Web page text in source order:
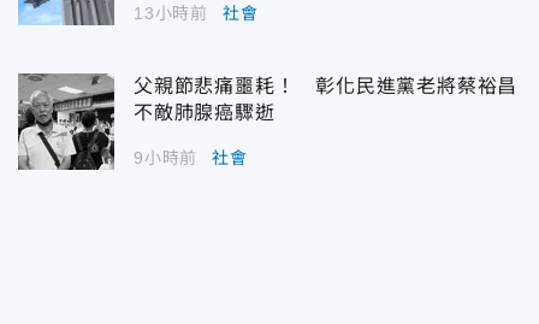
13小時前 社會
父親節悲痛噩耗！ 彰化民進黨老將蔡裕昌
不敵肺腺癌驟逝
9小時前 社會